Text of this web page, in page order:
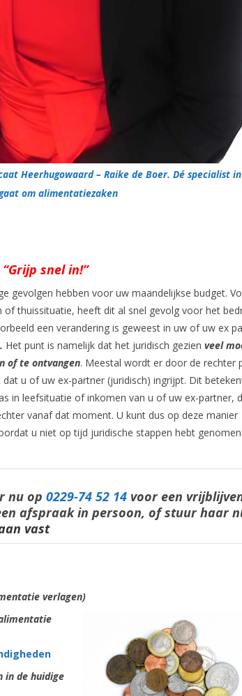
Heerhugowaard – Raike de Boer. Dé specialist
om alimentatiezaken
snel in!”
gevolgen hebben voor uw maandelijkse budget.
thuissituatie, heeft dit al snel gevolg voor het
een verandering is geweest in uw of uw ex
Het punt is namelijk dat het juridisch gezien veel
of te ontvangen. Meestal wordt er door de rechter
u of uw ex-partner (juridisch) ingrijpt. Dit
in leefsituatie of inkomen van u of uw ex-partner,
vanaf dat moment. U kunt dus op deze manier
u niet op tijd juridische stappen hebt genomen.
nu op 0229-74 52 14 voor een
afspraak in persoon, of stuur haar
vast
verlagen)
in de huidige